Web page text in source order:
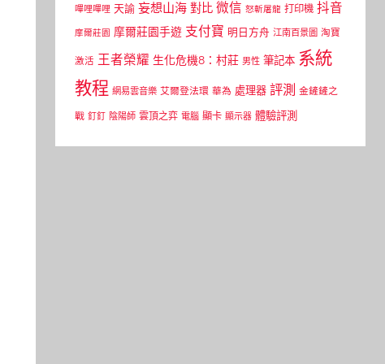
嗶哩嗶哩 天諭 妄想山海 對比 微信 怒斬屠龍 打印機 抖音
摩爾莊園 摩爾莊園手遊 支付寶 明日方舟 江南百景圖 淘寶
激活 王者榮耀 生化危機8：村莊 男性 筆記本 系統
教程 網易雲音樂 艾爾登法環 華為 處理器 評測 金鏟鏟之
戰 釘釘 陰陽師 雲頂之弈 電腦 顯卡 顯示器 體驗評測